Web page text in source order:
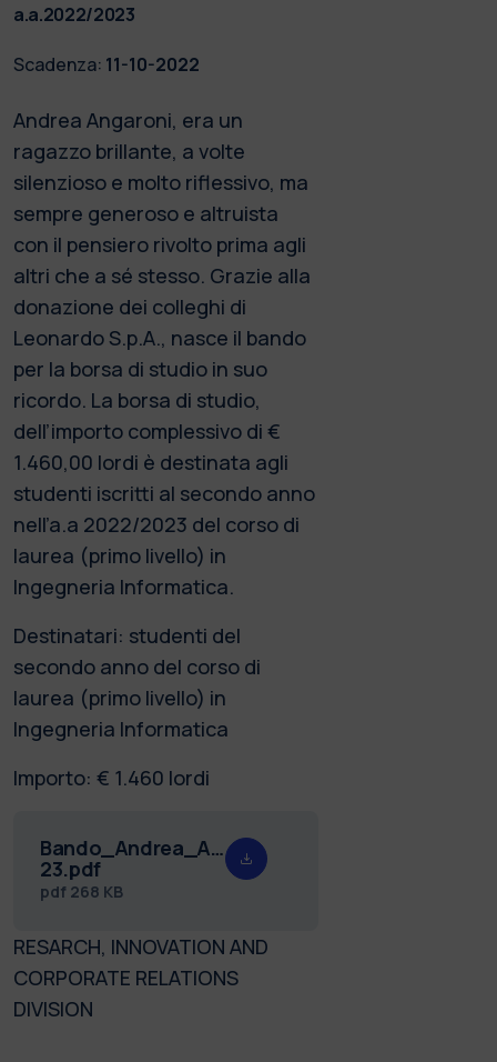
a.a.2022/2023
Scadenza: 11-10-2022
Andrea Angaroni, era un
ragazzo brillante, a volte
silenzioso e molto riflessivo, ma
sempre generoso e altruista
con il pensiero rivolto prima agli
altri che a sé stesso. Grazie alla
donazione dei colleghi di
Leonardo S.p.A., nasce il bando
per la borsa di studio in suo
ricordo. La borsa di studio,
dell’importo complessivo di €
1.460,00 lordi è destinata agli
studenti iscritti al secondo anno
nell’a.a 2022/2023 del corso di
laurea (primo livello) in
Ingegneria Informatica.
Destinatari: studenti del
secondo anno del corso di
laurea (primo livello) in
Ingegneria Informatica
Importo: € 1.460 lordi
Bando_Andrea_Angaroni_22-
23.pdf
pdf 268 KB
RESARCH, INNOVATION AND
CORPORATE RELATIONS
DIVISION